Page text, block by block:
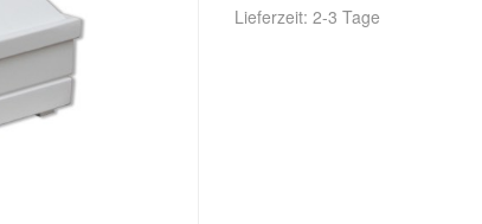
Lieferzeit: 2-3 Tage